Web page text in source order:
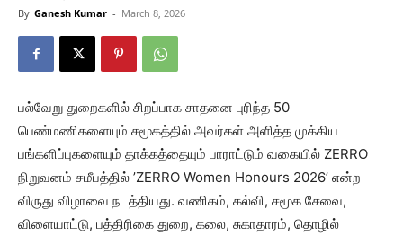
By Ganesh Kumar - March 8, 2026
பல்வேறு துறைகளில் சிறப்பாக சாதனை புரிந்த 50
பெண்மணிகளையும் சமூகத்தில் அவர்கள் அளித்த முக்கிய
பங்களிப்புகளையும் தாக்கத்தையும் பாராட்டும் வகையில் ZERRO
நிறுவனம் சமீபத்தில் ’ZERRO Women Honours 2026’ என்ற
விருது விழாவை நடத்தியது. வணிகம், கல்வி, சமூக சேவை,
விளையாட்டு, பத்திரிகை துறை, கலை, சுகாதாரம், தொழில்